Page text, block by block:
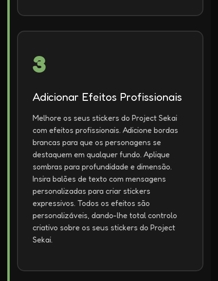
3
Adicionar Efeitos Profissionais
Melhore os seus stickers do Project Sekai
com efeitos profissionais. Adicione bordas
brancas para que os personagens se
destaquem em qualquer fundo. Aplique
sombras para profundidade e dimensão.
Insira balões de texto com mensagens
personalizadas para criar stickers
expressivos. Todos os efeitos são
personalizáveis, dando-lhe total controlo
criativo sobre os seus stickers do Project
Sekai.